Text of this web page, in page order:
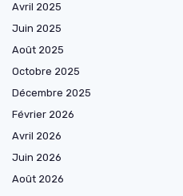
Avril 2025
Juin 2025
Août 2025
Octobre 2025
Décembre 2025
Février 2026
Avril 2026
Juin 2026
Août 2026